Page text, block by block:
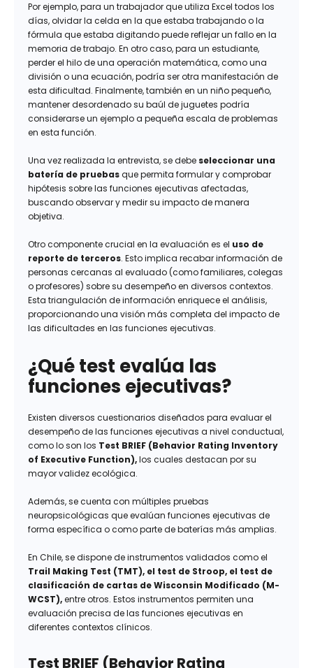
Por ejemplo, para un trabajador que utiliza Excel todos los
días, olvidar la celda en la que estaba trabajando o la
fórmula que estaba digitando puede reflejar un fallo en la
memoria de trabajo. En otro caso, para un estudiante,
perder el hilo de una operación matemática, como una
división o una ecuación, podría ser otra manifestación de
esta dificultad. Finalmente, también en un niño pequeño,
mantener desordenado su baúl de juguetes podría
considerarse un ejemplo a pequeña escala de problemas
en esta función.
Una vez realizada la entrevista, se debe seleccionar una
batería de pruebasque permita formular y comprobar
hipótesis sobre las funciones ejecutivas afectadas,
buscando observar y medir su impacto de manera
objetiva.
Otro componente crucial en la evaluación es el uso de
reporte de terceros. Esto implica recabar información de
personas cercanas al evaluado (como familiares, colegas
o profesores) sobre su desempeño en diversos contextos.
Esta triangulación de información enriquece el análisis,
proporcionando una visión más completa del impacto de
las dificultades en las funciones ejecutivas.
¿Qué test evalúa las
funciones ejecutivas?
Existen diversos cuestionarios diseñados para evaluar el
desempeño de las funciones ejecutivas a nivel conductual,
como lo son los Test BRIEF (Behavior Rating Inventory
of Executive Function),los cuales destacan por su
mayor validez ecológica.
Además, se cuenta con múltiples pruebas
neuropsicológicas que evalúan funciones ejecutivas de
forma específica o como parte de baterías más amplias.
En Chile, se dispone de instrumentos validados como el
Trail Making Test (TMT), el test de Stroop, el test de
clasificación de cartas de Wisconsin Modificado (M-
WCST),entre otros. Estos instrumentos permiten una
evaluación precisa de las funciones ejecutivas en
diferentes contextos clínicos.
Test BRIEF (Behavior Rating